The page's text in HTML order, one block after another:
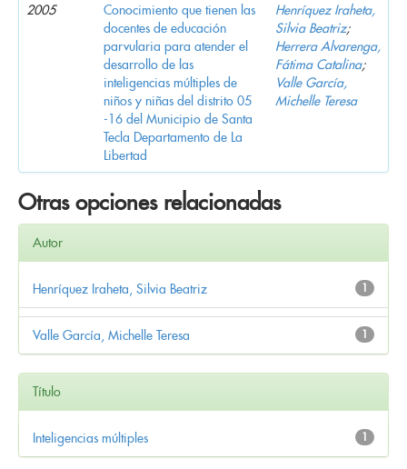
2005
Conocimiento que tienen las
docentes de educación
parvularia para atender el
desarrollo de las
inteligencias múltiples de
niños y niñas del distrito 05
-16 del Municipio de Santa
Tecla Departamento de La
Libertad
Henríquez Iraheta,
Silvia Beatriz;
Herrera Alvarenga,
Fátima Catalina;
Valle García,
Michelle Teresa
Otras opciones relacionadas
Autor
1
Henríquez Iraheta, Silvia Beatriz
1
Valle García, Michelle Teresa
Título
1
Inteligencias múltiples